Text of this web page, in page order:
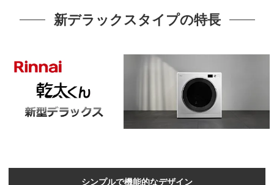
新デラックスタイプの特長
シンプルで機能的なデザイン